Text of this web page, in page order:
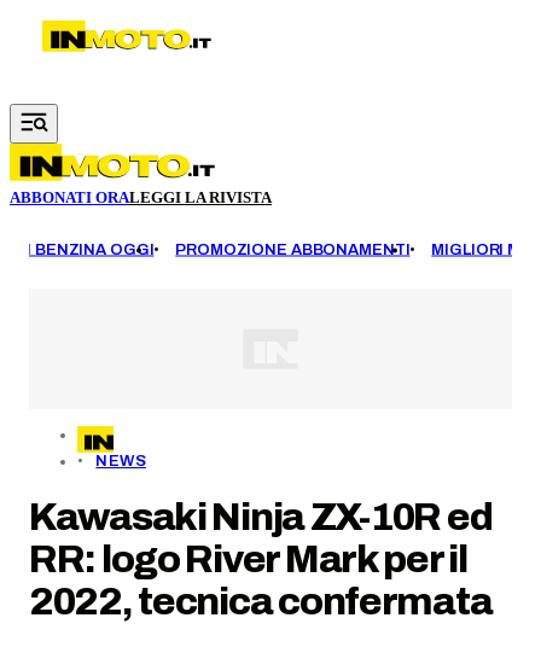
Vai al contenuto principale
ABBONATI ORALEGGI LA RIVISTA
BENZINA OGGI PROMOZIONE ABBONAMENTI MIGLIORI
NEWS
Kawasaki Ninja ZX-10R ed
RR: logo River Mark per il
2022, tecnica confermata